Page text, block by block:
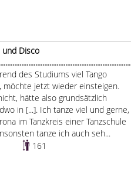
und Disco
des Studiums viel Tango
jetzt wieder einsteigen.
hätte also grundsätzlich
in [...]. Ich tanze viel und gerne,
im Tanzkreis einer Tanzschule
tanze ich auch seh...
161